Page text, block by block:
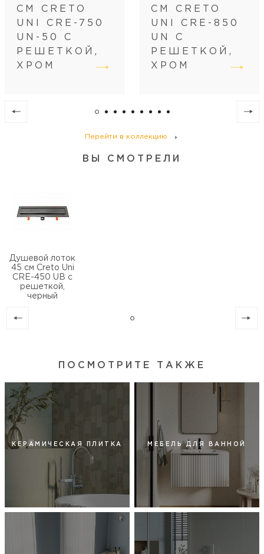
Регулировка
Диаметр слива, см
Перейти в коллекцию
СМ CRETO
UNI CRE-750
UN-50 С
РЕШЕТКОЙ,
ХРОМ
СМ CRETO
UNI CRE-850
UN С
РЕШЕТКОЙ,
ХРОМ
ВЫ СМОТРЕЛИ
Душевой лоток
45 см Creto Uni
CRE-450 UB с
решеткой,
черный
ПОСМОТРИТЕ ТАКЖЕ
КЕРАМИЧЕСКАЯ ПЛИТКА МЕБЕЛЬ ДЛЯ ВАННОЙ